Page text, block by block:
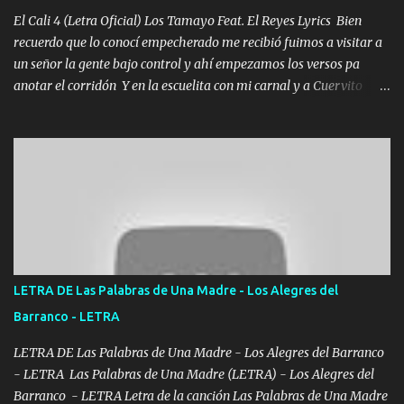
El Cali 4 (Letra Oficial) Los Tamayo Feat. El Reyes Lyrics Bien
recuerdo que lo conocí empecherado me recibió fuimos a visitar a
un señor la gente bajo control y ahí empezamos los versos pa
anotar el corridón Y en la escuelita con mi carnal y a Cuervito
verde se le extraña pa que sepan Aquí Pura GENTE DE LA RANA 🐸
POR CLAVE ES EL CALI 4 EN LA CIUDAD TIJUANA Música Al
tirante andamos mi carnal atento a cualquier necesidad no porque
se ve limpio el camino nos confiamos al andar y nunca con la
misma piedra me vuelvo a tropezar Cuando ando de enamorado
en corto me tiró a per...
LETRA DE Las Palabras de Una Madre - Los Alegres del
Barranco - LETRA
LETRA DE Las Palabras de Una Madre - Los Alegres del Barranco
- LETRA Las Palabras de Una Madre (LETRA) - Los Alegres del
Barranco - LETRA Letra de la canción Las Palabras de Una Madre